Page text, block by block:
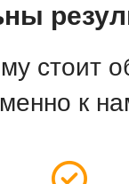
стоит
к